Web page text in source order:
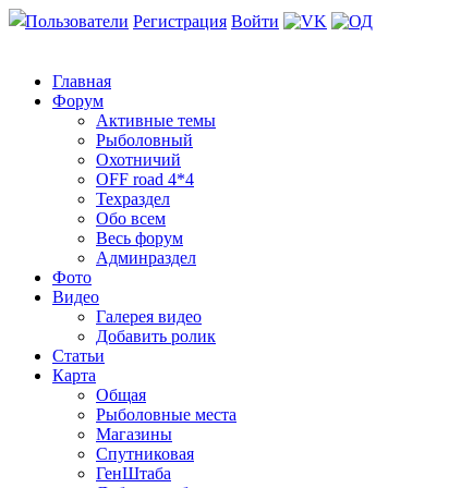
Пользователи Регистрация Войти
Главная
Форум
Активные темы
Рыболовный
Охотничий
OFF road 4*4
Техраздел
Обо всем
Весь форум
Админраздел
Фото
Видео
Галерея видео
Добавить ролик
Статьи
Карта
Общая
Рыболовные места
Магазины
Спутниковая
ГенШтаба